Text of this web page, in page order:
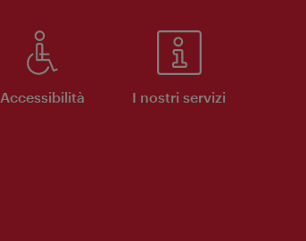
Accessibilità I nostri servizi